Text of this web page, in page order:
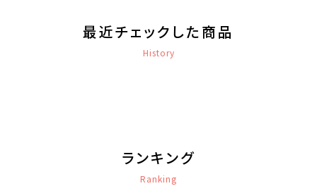
最近チェックした商品
History
ランキング
Ranking